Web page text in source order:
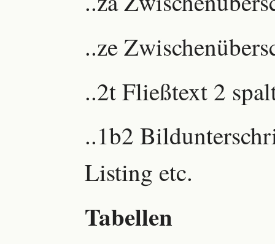
..ze
..2t Fließtext 2
..1b2
Listing etc.
Tabellen